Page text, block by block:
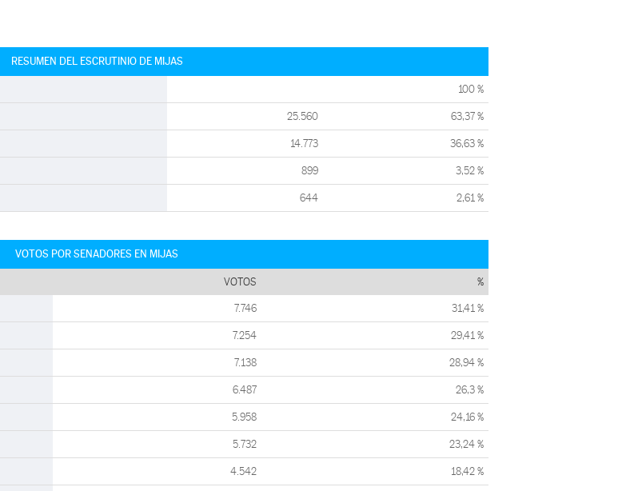
RESUMEN DEL ESCRUTINIO DE MIJAS
100 %
25.560 63,37 %
14.773 36,63 %
899 3,52 %
644 2,61 %
VOTOS POR SENADORES EN MIJAS
VOTOS %
7.746 31,41 %
7.254 29,41 %
7.138 28,94 %
6.487 26,3 %
5.958 24,16 %
5.732 23,24 %
4.542 18,42 %